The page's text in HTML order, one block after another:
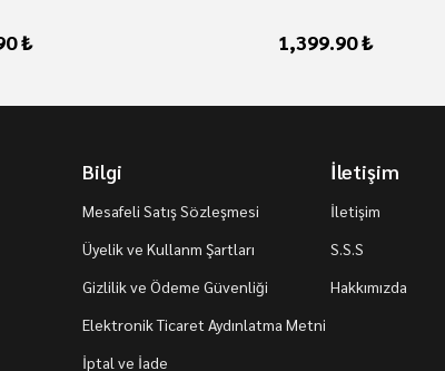
₺ 1,399.90 ₺
Bilgi
Mesafeli Satış Sözleşmesi
Üyelik ve Kullanm Şartları
Gizlilik ve Ödeme Güvenliği
Elektronik Ticaret Aydınlatma Metni
İptal ve İade
İletişim
İletişim
S.S.S
Hakkımızda